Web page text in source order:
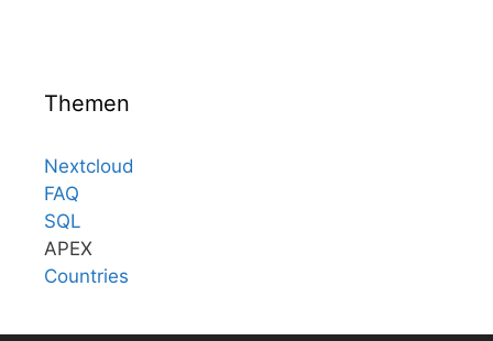
Themen
Nextcloud
FAQ
SQL
APEX
Countries